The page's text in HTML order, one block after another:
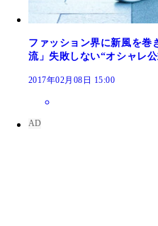
ファッション界に新風を巻
流」失敗しない“オシャレ
2017年02月08日 15:00